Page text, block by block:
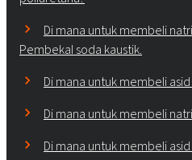
Di mana untuk membeli
Pembekal soda kaustik.
Di mana untuk membeli
Di mana untuk membeli
Di mana untuk membeli